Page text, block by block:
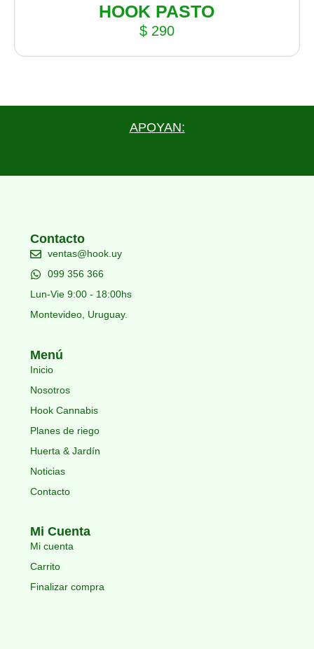
HOOK PASTO
$290
APOYAN:
Menú
Inicio
Nosotros
Hook Cannabis
Planes de riego
Huerta & Jardín
Noticias
Contacto
Mi Cuenta
Mi cuenta
Carrito
Finalizar compra
Contacto
ventas@hook.uy
099 356 366
Lun-Vie 9:00 - 18:00hs
Montevideo, Uruguay.